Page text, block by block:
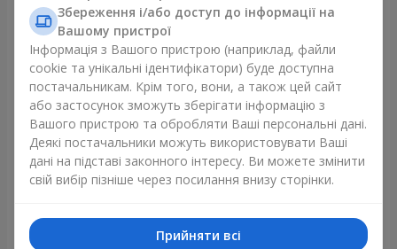
Щойно доставили
Букет з 35 червоних троянд
Збереження і/або доступ до інформації на
Вашому пристрої
Інформація з Вашого пристрою (наприклад, файли
cookie та унікальні ідентифікатори) буде доступна
постачальникам. Крім того, вони, а також цей сайт
або застосунок зможуть зберігати інформацію з
Вашого пристрою та обробляти Ваші персональні дані.
Деякі постачальники можуть використовувати Ваші
дані на підставі законного інтересу. Ви можете змінити
свій вибір пізніше через посилання внизу сторінки.
Прийняти всі